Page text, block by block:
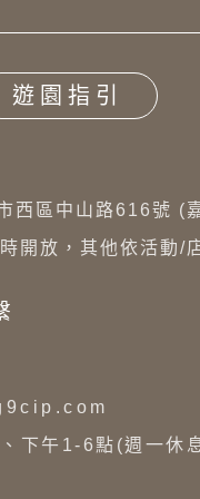
遊園指引
西區中山路616號 (
開放，其他依活動/
下午1-6點(週一休